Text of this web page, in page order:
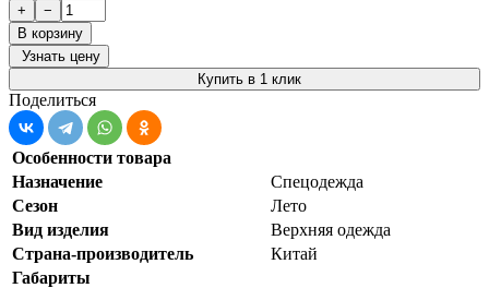
+
−
В корзину
Узнать цену
Купить в 1 клик
Поделиться
Особенности товара
Назначение
Спецодежда
Сезон
Лето
Вид изделия
Верхняя одежда
Страна-производитель
Китай
Габариты